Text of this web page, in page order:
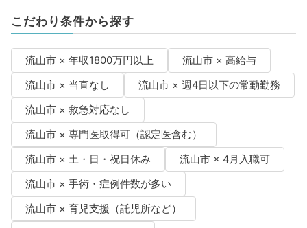
こだわり条件から探す
流山市 × 年収1800万円以上
流山市 × 高給与
流山市 × 当直なし
流山市 × 週4日以下の常勤勤務
流山市 × 救急対応なし
流山市 × 専門医取得可（認定医含む）
流山市 × 土・日・祝日休み
流山市 × 4月入職可
流山市 × 手術・症例件数が多い
流山市 × 育児支援（託児所など）